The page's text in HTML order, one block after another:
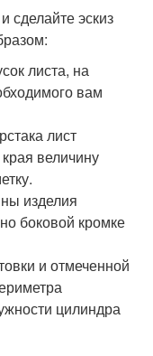
сделайте эскиз
листа, на
вам
лист
величину
изделия
боковой кромке
и отмеченной
цилиндра